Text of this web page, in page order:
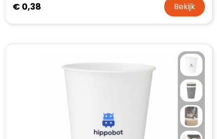
€ 0,38 Bekijk